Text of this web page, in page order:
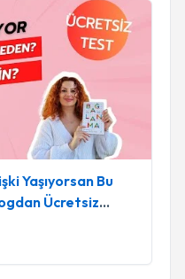
Bu Video Sana |
Yaşıyorsan Bu
Ücretsiz